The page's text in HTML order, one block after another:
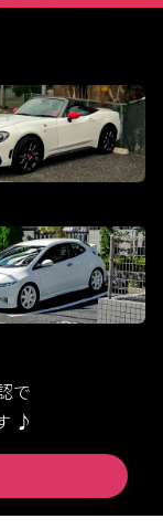
で
♪